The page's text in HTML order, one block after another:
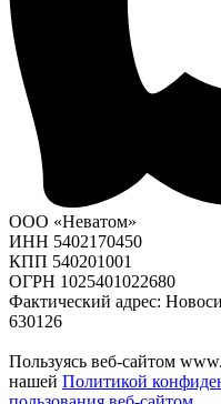
ООО «Неватом»
ИНН 5402170450
КПП 540201001
ОГРН 1025401022680
Фактический адрес:
630126
Пользуясь веб-сайтом
нашей Политикой